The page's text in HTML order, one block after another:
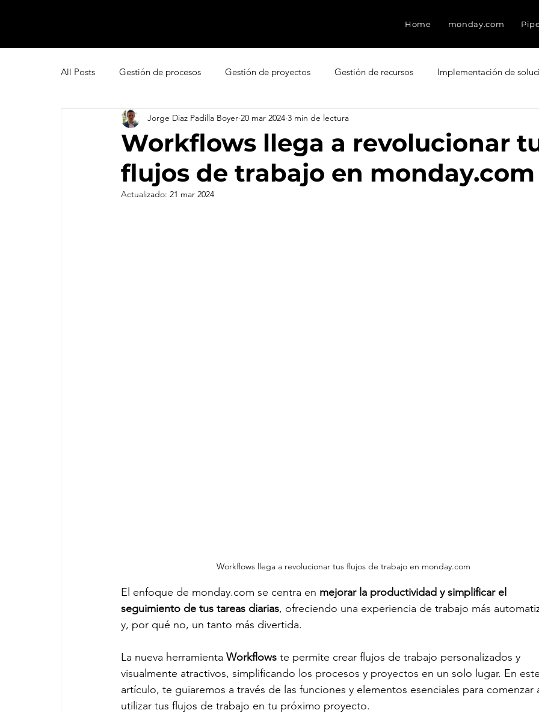
Home monday.com
All Posts Gestión de procesos Gestión de proyectos Gestión de recursos Implementación de
Pipedrive Smartsheet Resource Management Freshdesk
Innovación Liderazgo Freshsales CRM Experiencia del Agente Ventas Base de
Workflows llega a revolucionar
flujos de trabajo en monday.com
Jorge Diaz Padilla Boyer 20 mar 2024 3 min de lectura
Actualizado: 21 mar 2024
Workflows llega a revolucionar tus flujos de trabajo en monday.com
El enfoque de monday.com se centra en mejorar la productividad y simplificar el
seguimiento de tus tareas diarias, ofreciendo una experiencia de trabajo más
y, por qué no, un tanto más divertida.
La nueva herramienta Workflows te permite crear flujos de trabajo personalizados y
visualmente atractivos, simplificando los procesos y proyectos en un solo lugar. En este
artículo, te guiaremos a través de las funciones y elementos esenciales para comenzar
utilizar tus flujos de trabajo en tu próximo proyecto.